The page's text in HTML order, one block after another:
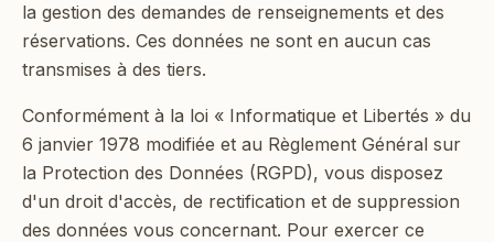
la gestion des demandes de renseignements et des
réservations. Ces données ne sont en aucun cas
transmises à des tiers.
Conformément à la loi « Informatique et Libertés » du
6 janvier 1978 modifiée et au Règlement Général sur
la Protection des Données (RGPD), vous disposez
d'un droit d'accès, de rectification et de suppression
des données vous concernant. Pour exercer ce